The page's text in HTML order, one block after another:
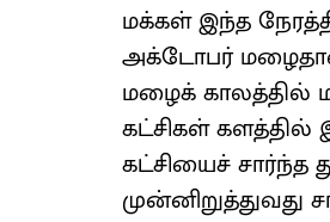
மக்கள் இந்த
அக்டோபர்
மழைக் காலத்தில்
கட்சிகள்
கட்சியைச் சார்ந்த